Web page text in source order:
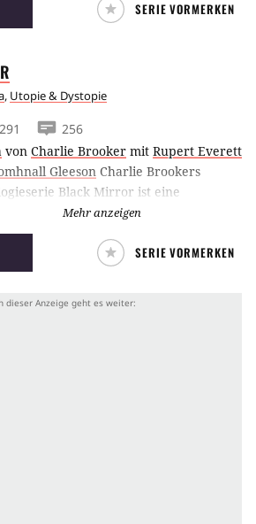
(Boyd Holbrook) eine
Rolle im Drogenkrieg gegen die
SERIE VORMERKEN
, Utopie & Dystopie
256
von Charlie Brooker mit Rupert Everett
Gleeson Charlie Brookers
Black Mirror ist eine
dystopischer Visionen unserer
Jede der einzelnen Episoden
dabei eine eigene Geschichte und
über einen individuellen Cast. Als
Wie leben wir Menschen in
Mehr anzeigen
SERIE VORMERKEN